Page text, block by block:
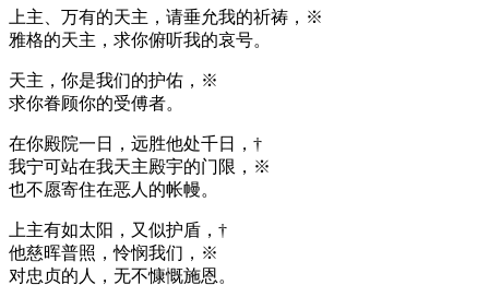
上主、万有的天主，请垂允我的祈祷，※
雅格的天主，求你俯听我的哀号。
天主，你是我们的护佑，※
求你眷顾你的受傅者。
在你殿院一日，远胜他处千日，†
我宁可站在我天主殿宇的门限，※
也不愿寄住在恶人的帐幔。
上主有如太阳，又似护盾，†
他慈晖普照，怜悯我们，※
对忠贞的人，无不慷慨施恩。